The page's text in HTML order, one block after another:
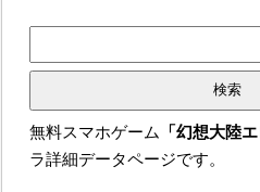
索:
無料スマホゲーム 「幻想大陸
ラ詳細データページです。